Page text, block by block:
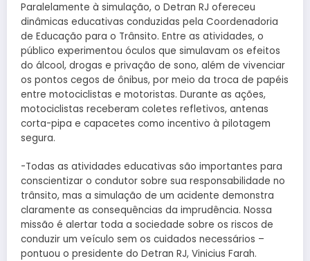
Paralelamente à simulação, o Detran RJ ofereceu
dinâmicas educativas conduzidas pela Coordenadoria
de Educação para o Trânsito. Entre as atividades, o
público experimentou óculos que simulavam os efeitos
do álcool, drogas e privação de sono, além de vivenciar
os pontos cegos de ônibus, por meio da troca de papéis
entre motociclistas e motoristas. Durante as ações,
motociclistas receberam coletes refletivos, antenas
corta-pipa e capacetes como incentivo à pilotagem
segura.
-Todas as atividades educativas são importantes para
conscientizar o condutor sobre sua responsabilidade no
trânsito, mas a simulação de um acidente demonstra
claramente as consequências da imprudência. Nossa
missão é alertar toda a sociedade sobre os riscos de
conduzir um veículo sem os cuidados necessários –
pontuou o presidente do Detran RJ, Vinicius Farah.